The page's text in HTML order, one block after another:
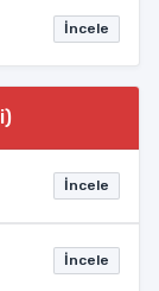
İncele
İncele
İncele